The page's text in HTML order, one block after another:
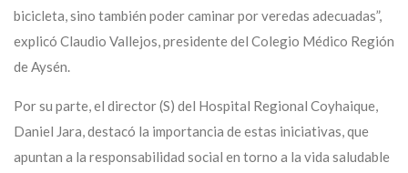
bicicleta, sino también poder caminar por veredas adecuadas”,
explicó Claudio Vallejos, presidente del Colegio Médico Región
de Aysén.
Por su parte, el director (S) del Hospital Regional Coyhaique,
Daniel Jara, destacó la importancia de estas iniciativas, que
apuntan a la responsabilidad social en torno a la vida saludable